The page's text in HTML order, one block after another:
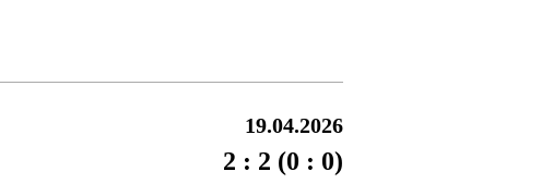
19.04.2026
2 : 2 (0 : 0)